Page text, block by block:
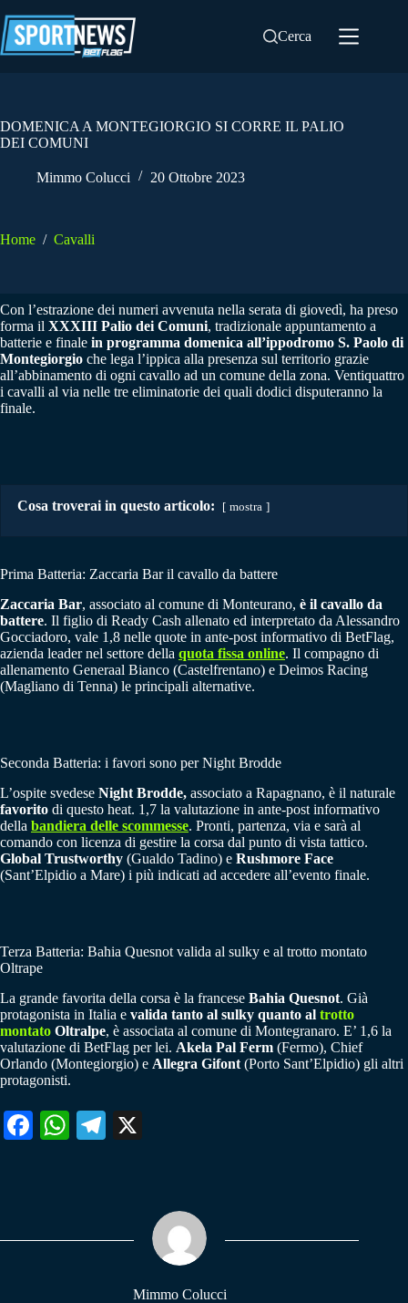
al
contenuto
Cerca
DOMENICA A MONTEGIORGIO SI CORRE IL PALIO
DEI COMUNI
Mimmo Colucci 20 Ottobre 2023
Home / Cavalli
Con l’estrazione dei numeri avvenuta nella serata di giovedì, ha preso
forma il XXXIII Palio dei Comuni, tradizionale appuntamento a
batterie e finale in programma domenica all’ippodromo S. Paolo di
Montegiorgio che lega l’ippica alla presenza sul territorio grazie
all’abbinamento di ogni cavallo ad un comune della zona. Ventiquattro
i cavalli al via nelle tre eliminatorie dei quali dodici disputeranno la
finale.
Cosa troverai in questo articolo: mostra
Prima Batteria: Zaccaria Bar il cavallo da battere
Zaccaria Bar, associato al comune di Monteurano, è il cavallo da
battere. Il figlio di Ready Cash allenato ed interpretato da Alessandro
Gocciadoro, vale 1,8 nelle quote in ante-post informativo di BetFlag,
azienda leader nel settore della quota fissa online. Il compagno di
allenamento Generaal Bianco (Castelfrentano) e Deimos Racing
(Magliano di Tenna) le principali alternative.
Seconda Batteria: i favori sono per Night Brodde
L’ospite svedese Night Brodde, associato a Rapagnano, è il naturale
favorito di questo heat. 1,7 la valutazione in ante-post informativo
della bandiera delle scommesse. Pronti, partenza, via e sarà al
comando con licenza di gestire la corsa dal punto di vista tattico.
Global Trustworthy (Gualdo Tadino) e Rushmore Face
(Sant’Elpidio a Mare) i più indicati ad accedere all’evento finale.
Terza Batteria: Bahia Quesnot valida al sulky e al trotto montato
Oltrape
La grande favorita della corsa è la francese Bahia Quesnot. Già
protagonista in Italia e valida tanto al sulky quanto al trotto
montato Oltralpe, è associata al comune di Montegranaro. E’ 1,6 la
valutazione di BetFlag per lei. Akela Pal Ferm (Fermo), Chief
Orlando (Montegiorgio) e Allegra Gifont (Porto Sant’Elpidio) gli altri
protagonisti.
Fa W
pp
Te
m
Mimmo Colucci